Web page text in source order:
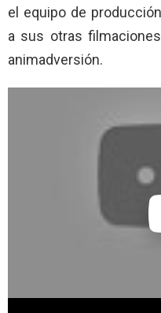
el equipo de
a sus otras
animadversión.